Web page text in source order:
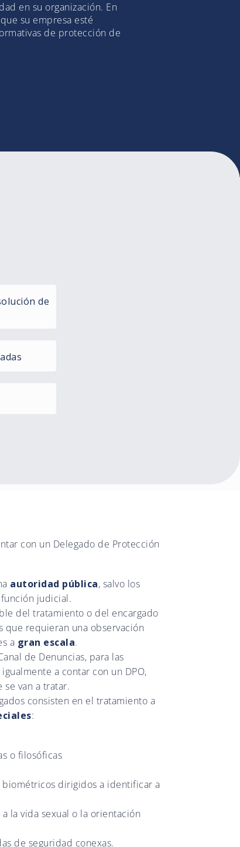
en su organización. En
su empresa esté
de protección de
de
con un Delegado de Protección
autoridad pública, salvo los
judicial.
del tratamiento o del encargado
que requieran una observación
a gran escala.
de Denuncias, para las
a contar con un DPO,
van a tratar.
consisten en el tratamiento a
:
o filosóficas
dirigidos a identificar a
la vida sexual o la orientación
de seguridad conexas.